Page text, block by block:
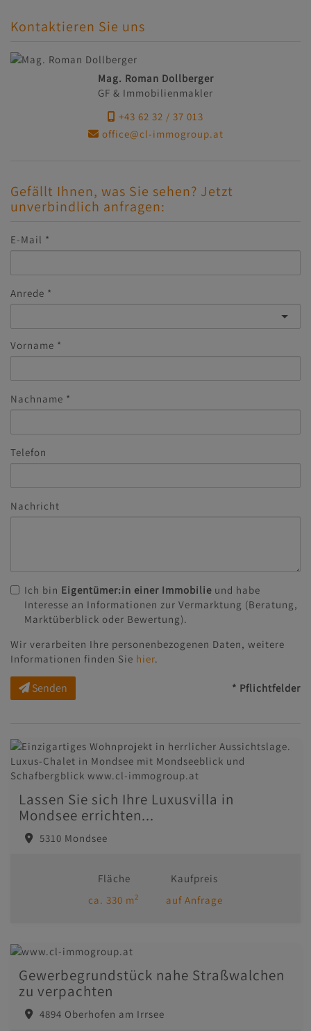
Kontaktieren Sie uns
Mag. Roman Dollberger
GF & Immobilienmakler
+43 62 32 / 37 013
office@cl-immogroup.at
Gefällt Ihnen, was Sie sehen? Jetzt
unverbindlich anfragen:
E-Mail
Anrede
Vorname
Nachname
Telefon
Nachricht
Ich bin Eigentümer:in einer Immobilie und habe
Interesse an Informationen zur Vermarktung (Beratung,
Marktüberblick oder Bewertung).
Wir verarbeiten Ihre personenbezogenen Daten, weitere
Informationen finden Sie hier.
Senden * Pflichtfelder
Lassen Sie sich Ihre Luxusvilla in
Mondsee errichten...
5310 Mondsee
Fläche
ca. 330 m2
Kaufpreis
auf Anfrage
Gewerbegrundstück nahe Straßwalchen
zu verpachten
4894 Oberhofen am Irrsee